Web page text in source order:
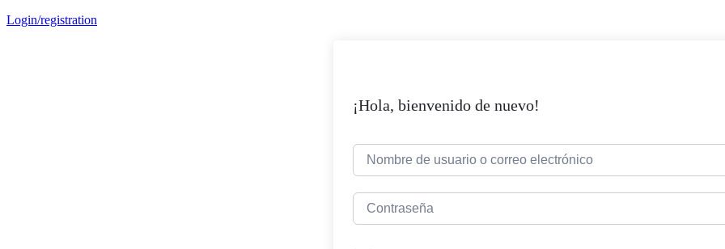
Login/registration
¡Hola, bienvenido de nuevo!